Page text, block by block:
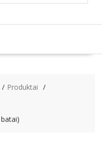
Produktai